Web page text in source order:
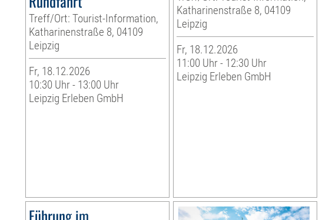
Treff/Ort: Tourist-Information,
Katharinenstraße 8, 04109
Leipzig
Fr, 18.12.2026
10:30 Uhr - 13:00 Uhr
Leipzig Erleben GmbH
Katharinenstraße 8, 04109
Leipzig
Fr, 18.12.2026
11:00 Uhr - 12:30 Uhr
Leipzig Erleben GmbH
Führung im